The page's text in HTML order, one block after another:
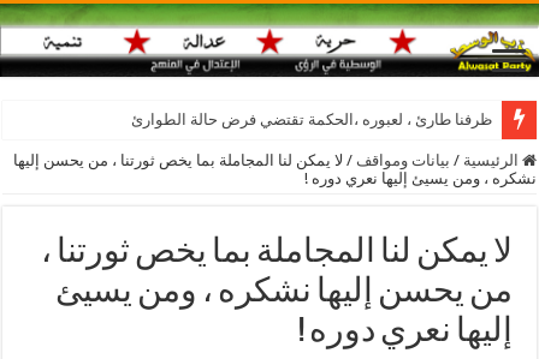
ظرفنا طارئ ، لعبوره ،الحكمة تقتضي فرض حالة الطوارئ
الرئيسية / بيانات ومواقف / لا يمكن لنا المجاملة بما يخص ثورتنا ، من يحسن إليها
نشكره ، ومن يسيئ إليها نعري دوره !
لا يمكن لنا المجاملة بما يخص ثورتنا ،
من يحسن إليها نشكره ، ومن يسيئ
إليها نعري دوره !